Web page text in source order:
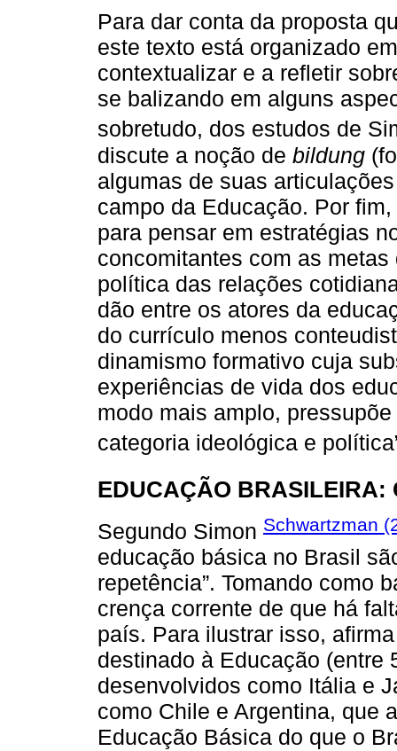
Para dar conta da proposta
este texto está organizado
contextualizar e a refletir
se balizando em alguns
sobretudo, dos estudos de
discute a noção de bildung
algumas de suas
campo da Educação. Por
para pensar em estratégias
concomitantes com as
política das relações
dão entre os atores da
do currículo menos
dinamismo formativo cuja
experiências de vida dos
modo mais amplo,
categoria ideológica e
EDUCAÇÃO BRASILEIRA:
Segundo Simon Schwartzman
educação básica no Brasil
repetência”. Tomando como
crença corrente de que há
país. Para ilustrar isso,
destinado à Educação (entre
desenvolvidos como Itália e
como Chile e Argentina, que
Educação Básica do que o